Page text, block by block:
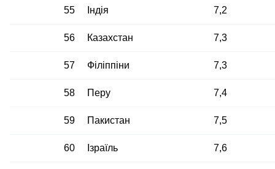
55 Індія 7,2
56 Казахстан 7,3
57 Філіппіни 7,3
58 Перу 7,4
59 Пакистан 7,5
60 Ізраїль 7,6